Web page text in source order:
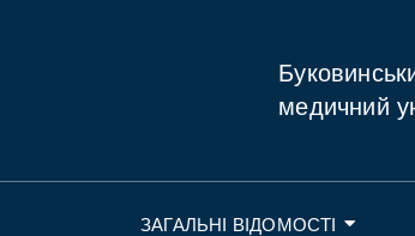
медичний
ЗАГАЛЬНІ ВІДОМОСТІ